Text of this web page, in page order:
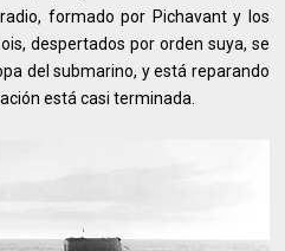
formado por Pichavant y los
despertados por orden suya, se
del submarino, y está reparando
está casi terminada.